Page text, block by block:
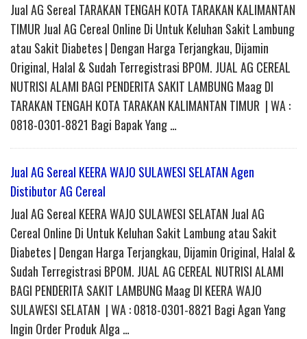
Jual AG Sereal TARAKAN TENGAH KOTA TARAKAN KALIMANTAN
TIMUR Jual AG Cereal Online Di Untuk Keluhan Sakit Lambung
atau Sakit Diabetes | Dengan Harga Terjangkau, Dijamin
Original, Halal & Sudah Terregistrasi BPOM. JUAL AG CEREAL
NUTRISI ALAMI BAGI PENDERITA SAKIT LAMBUNG Maag DI
TARAKAN TENGAH KOTA TARAKAN KALIMANTAN TIMUR | WA :
0818-0301-8821 Bagi Bapak Yang …
Jual AG Sereal KEERA WAJO SULAWESI SELATAN Agen
Distibutor AG Cereal
Jual AG Sereal KEERA WAJO SULAWESI SELATAN Jual AG
Cereal Online Di Untuk Keluhan Sakit Lambung atau Sakit
Diabetes | Dengan Harga Terjangkau, Dijamin Original, Halal &
Sudah Terregistrasi BPOM. JUAL AG CEREAL NUTRISI ALAMI
BAGI PENDERITA SAKIT LAMBUNG Maag DI KEERA WAJO
SULAWESI SELATAN | WA : 0818-0301-8821 Bagi Agan Yang
Ingin Order Produk Alga …